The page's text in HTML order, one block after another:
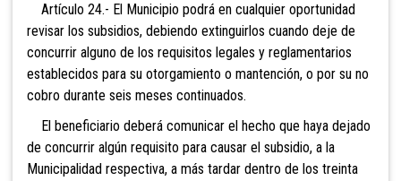
Artículo 24.- El Municipio podrá en cualquier oportunidad
revisar los subsidios, debiendo extinguirlos cuando deje de
concurrir alguno de los requisitos legales y reglamentarios
establecidos para su otorgamiento o mantención, o por su no
cobro durante seis meses continuados.
El beneficiario deberá comunicar el hecho que haya dejado
de concurrir algún requisito para causar el subsidio, a la
Municipalidad respectiva, a más tardar dentro de los treinta